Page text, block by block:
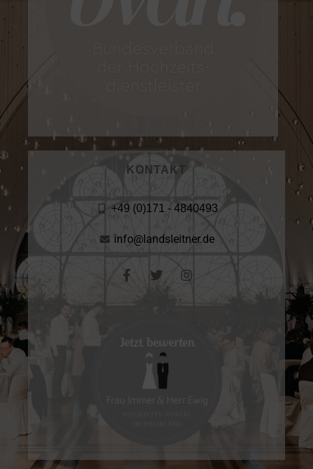
KONTAKT
+49 (0)171 - 4840493
info@landsleitner.de